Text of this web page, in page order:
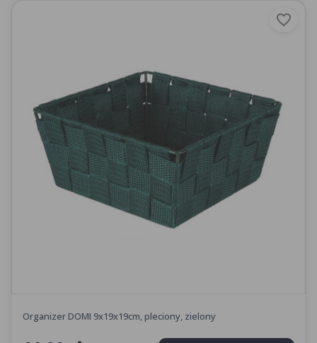
favorite_border
Organizer DOMI 9x19x19cm, pleciony, zielony